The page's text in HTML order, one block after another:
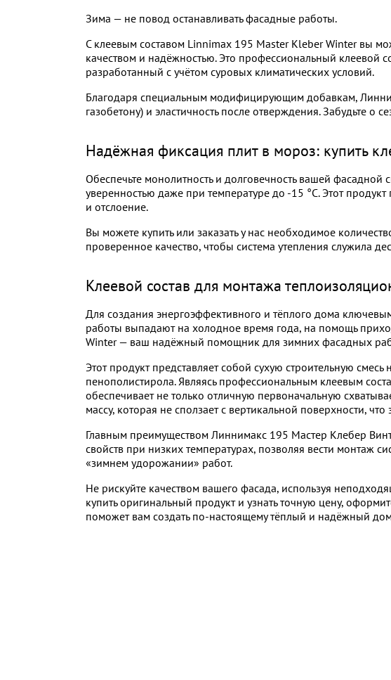
Зима — не повод останавливать фасадные работы.
С клеевым составом Linnimax 195 Master Kleber Winter вы
качеством и надёжностью. Это профессиональный клеевой
разработанный с учётом суровых климатических условий.
Благодаря специальным модифицирующим добавкам,
газобетону) и эластичность после отверждения. Забудьте
Надёжная фиксация плит в мороз: купить
Обеспечьте монолитность и долговечность вашей
уверенностью даже при температуре до -15 °C. Этот
и отслоение.
Вы можете купить или заказать у нас необходимое
проверенное качество, чтобы система утепления служила
Клеевой состав для монтажа
Для создания энергоэффективного и тёплого дома
работы выпадают на холодное время года, на помощь
Winter — ваш надёжный помощник для зимних фасадных
Этот продукт представляет собой сухую строительную
пенополистирола. Являясь профессиональным клеевым
обеспечивает не только отличную первоначальную
массу, которая не сползает с вертикальной поверхности,
Главным преимуществом Линнимакс 195 Мастер Клебер
свойств при низких температурах, позволяя вести монтаж
«зимнем удорожании» работ.
Не рискуйте качеством вашего фасада, используя
купить оригинальный продукт и узнать точную цену,
поможет вам создать по-настоящему тёплый и надёжный